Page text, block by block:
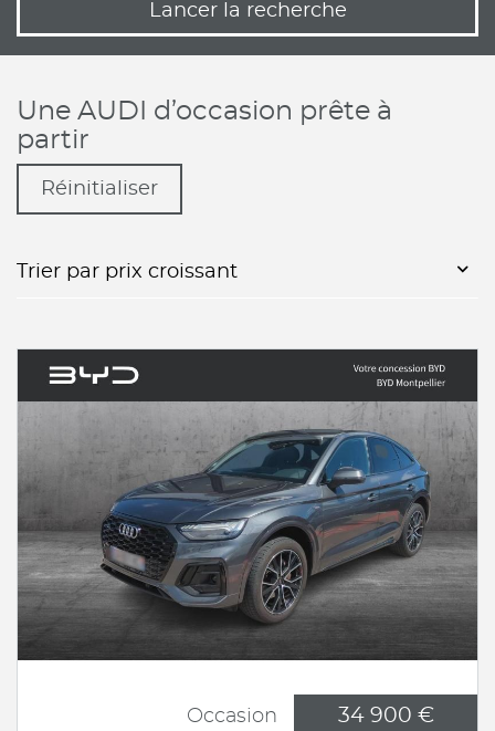
Lancer la recherche
Une AUDI d’occasion prête à
partir
Réinitialiser
Trier par prix croissant
Occasion 34 900 €